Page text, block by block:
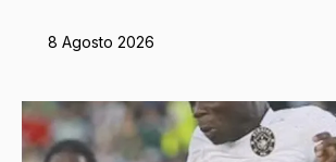
8 Agosto 2026